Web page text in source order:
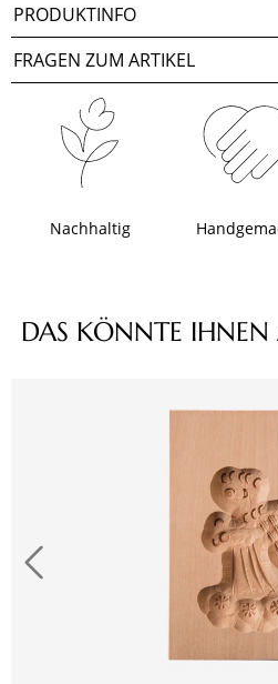
PRODUKTINFO
FRAGEN ZUM ARTIKEL
Nachhaltig
Produktgalerie überspringen
DAS KÖNNTE IHNEN